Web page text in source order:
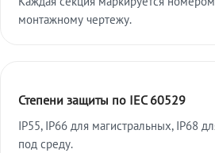
монтажному чертежу.
Степени защиты по IEC 60529
IP55, IP66 для магистральных, IP68
под среду.